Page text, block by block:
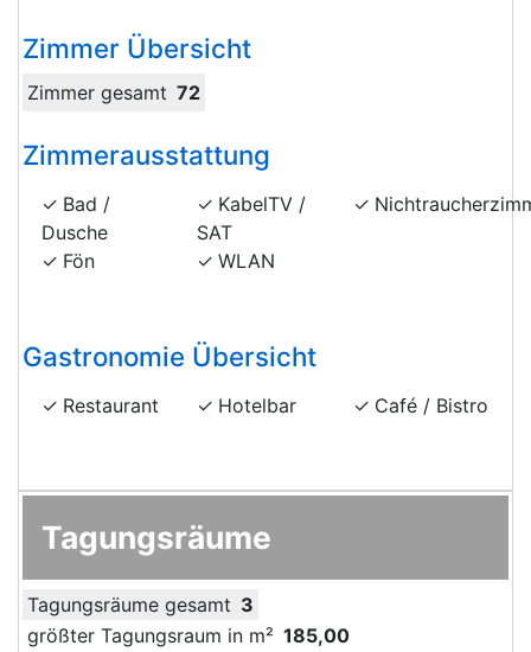
Zimmer Übersicht
Zimmer gesamt 72
Zimmerausstattung
Bad /
Dusche
Fön
KabelTV /
SAT
WLAN
Gastronomie Übersicht
Restaurant Hotelbar Café / Bistro
Tagungsräume
Tagungsräume gesamt 3
größter Tagungsraum in m² 185,00